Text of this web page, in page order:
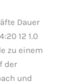
Dauer
12 1.0
zu einem
der
und